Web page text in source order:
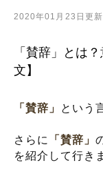
2020年01月23日更新
「賛辞」とは
文】
「賛辞」 という
さらに 「賛辞」
を紹介して行き